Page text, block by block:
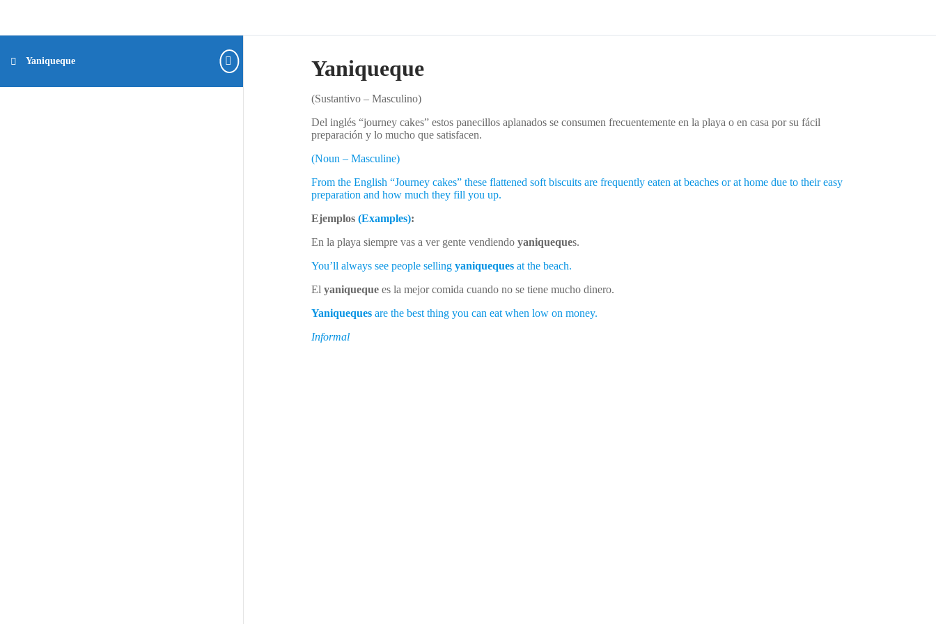
Yaniqueque Yaniqueque
(Sustantivo – Masculino)
Del inglés “journey cakes” estos panecillos aplanados se consumen frecuentemente en la playa o en casa por su fácil
preparación y lo mucho que satisfacen.
(Noun – Masculine)
From the English “Journey cakes” these flattened soft biscuits are frequently eaten at beaches or at home due to their easy
preparation and how much they fill you up.
Ejemplos (Examples):
En la playa siempre vas a ver gente vendiendo yaniqueques.
You’ll always see people selling yaniqueques at the beach.
El yaniqueque es la mejor comida cuando no se tiene mucho dinero.
Yaniqueques are the best thing you can eat when low on money.
Informal